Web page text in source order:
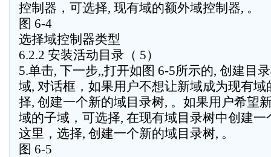
控制器，可选择, 现有域的额外域控制器, 。
图 6-4
选择域控制器类型
6.2.2 安装活动目录（ 5）
5.单击, 下一步,,打开如图 6-5所示的, 创建目
域, 对话框，如果用户不想让新域成为现有域
择, 创建一个新的域目录树, 。如果用户希望
域的子域，可选择, 在现有域目录树中创建一
这里，选择, 创建一个新的域目录树, 。
图 6-5